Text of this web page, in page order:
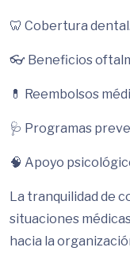
🦷 Cobertura dental.
👓 Beneficios
💊 Reembolsos
🩺 Programas
🧠 Apoyo
La tranquilidad de
situaciones
hacia la